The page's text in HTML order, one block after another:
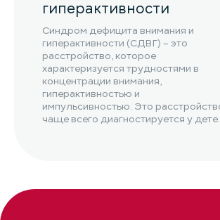
гиперактивности
Синдром дефицита внимания и
гиперактивности (СДВГ) – это
расстройство, которое
характеризуется трудностями в
концентрации внимания,
гиперактивностью и
импульсивностью. Это
чаще всего диагностируется у